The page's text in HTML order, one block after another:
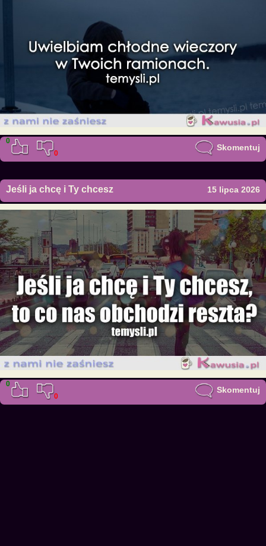
0
0
Skomentuj
Jeśli ja chcę i Ty chcesz 15 lipca 2026
0
0
Skomentuj